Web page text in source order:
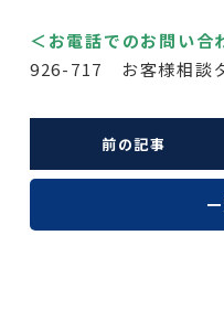
＜お電話でのお問い合
926-717 お客様相談
前の記事